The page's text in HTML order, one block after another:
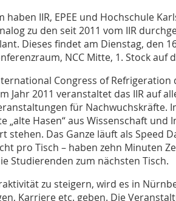
haben IIR, EPEE und Hochschule
zu den seit 2011 vom IIR
Dieses findet am Dienstag, den
NCC Mitte, 1. Stock auf
Congress of
Jahr 2011 veranstaltet das IIR auf
für Nachwuchskräfte.
„alte Hasen“ aus Wissenschaft
stehen. Das Ganze läuft als Speed
pro Tisch – haben zehn Minuten
Studierenden zum nächsten Tisch.
zu steigern, wird es in
Karriere etc. geben. Die